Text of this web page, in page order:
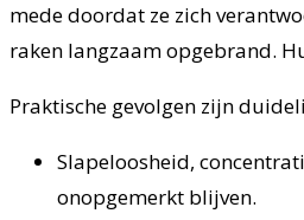
mede doordat ze zich
raken langzaam opgebrand.
Praktische gevolgen zijn
Slapeloosheid,
onopgemerkt blijven.